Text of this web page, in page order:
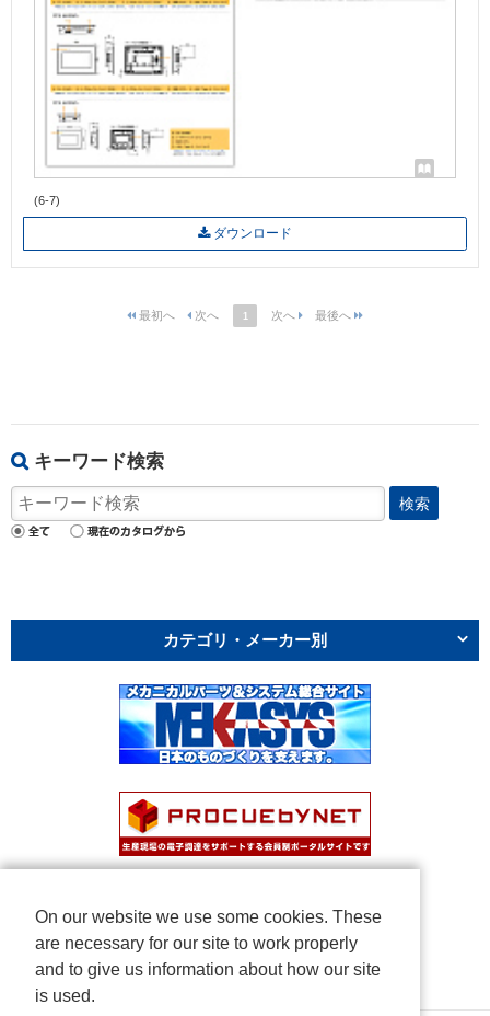
(6-7)
ダウンロード
1
キーワード検索
検索
カテゴリ・メーカー別
On our website we use some cookies. These
are necessary for our site to work properly
and to give us information about how our site
is used.